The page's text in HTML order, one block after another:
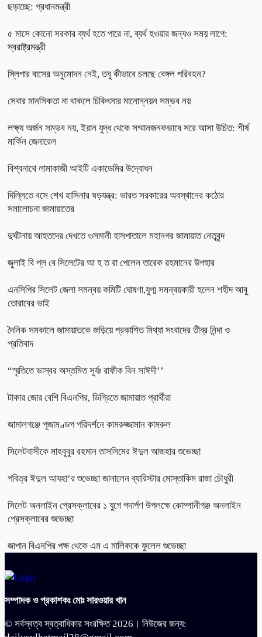
ছড়াচ্ছে: প্রধানমন্ত্রী
৫ মাসে কোনো সরকার ব্যর্থ হতে পারে না, ব্যর্থ হওয়ার জন্যও সময় লাগে:
স্বরাষ্ট্রমন্ত্রী
স্লিপার বাসের অনুমোদন নেই, তবু কীভাবে চলছে বেঙ্গল পরিবহন?
সেবার মানসিকতা না থাকলে চিকিৎসার মানোন্নয়ন সম্ভব নয়
লক্ষ্য অর্জন সম্ভব নয়, ইরান যুদ্ধ থেকে সম্মানজনকভাবে সরে আসা উচিত: শীর্ষ
মার্কিন জেনারেল
বিশ্বনাথে লামাকাজী আইটি একাডেমির উদ্বোধন
দিল্লিতে বসে শেখ হাসিনার ষড়যন্ত্র: ভারত সরকারের অবস্থানের কঠোর
সমালোচনা জামায়াতের
দুর্ঘটনায় আহতদের দেখতে ওসমানী হাসপাতালে মহানগর জামায়াত নেতৃবৃন্দ
জুলাই বি প্ল বে সিলেটের আ হ ত রা পেলেন তারেক রহমানের উপহার
এনসিপির সিলেট জেলা সমন্বয় কমিটি ঘোষণা,যুগ্ম সমন্বয়কারী হলেন শহীদ আবু
তোরাবের ভাই
দৈনিক সমকালে জামায়াতকে জড়িয়ে প্রকাশিত মিথ্যা সংবাদের তীব্র নিন্দা ও
প্রতিবাদ
“স্মৃতিতে ভাস্বর অস্তমিত সূর্যঃ রাফীক বিন সাঈদী’’
টাকার জোর বেশি বিএনপির, ডিগ্রিতে জামায়াত প্রার্থীরা
জামালগঞ্জে পূজামণ্ডপ পরিদর্শনে কামরুজ্জামান কামরুল
সিলেটবাসীকে মাহবুবুর রহমান তাসলিমের ঈদুল আজহার শুভেচ্ছা
পবিত্র ঈদুল আযহা‘র শুভেচ্ছা জানালেন ব্যারিস্টার মোস্তাকিম রাজা চৌধুরী
সিলেট অনলাইন প্রেসক্লাবের ১ যুগে পদার্পণ উপলক্ষে কোম্পানীগঞ্জ অনলাইন
প্রেসক্লাবের শুভেচ্ছা
জাপান বিএনপির পক্ষ থেকে এম এ মালিককে ফুলেল শুভেচ্ছা
সম্পাদক ও প্রকাশকঃ মোঃ সারওয়ার খান
© সর্বস্বত্ব স্বত্বাধিকার সংরক্ষিত 2026। নিউজের জন্য: